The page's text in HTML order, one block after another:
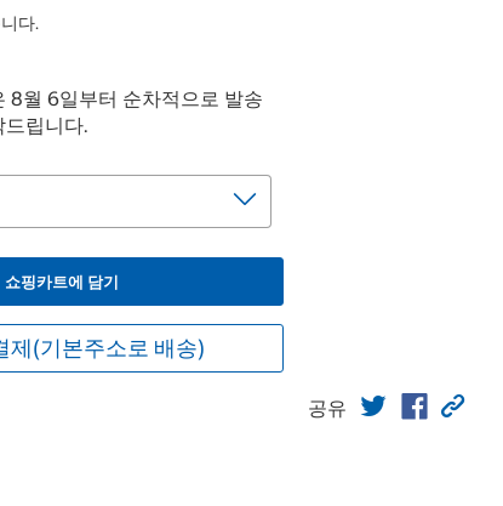
다.
8월 6일부터 순차적으로 발송
드립니다.
쇼핑카트에 담기
제(기본주소로 배송)
공유